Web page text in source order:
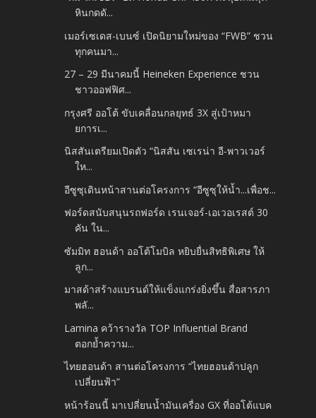
หินกดดั...
เมอร์เซเดส-เบนซ์ เปิดนิยามใหม่ของ “FWB” ชวน
ทุกคนมา...
27 – 29 มีนาคมนี้ Heineken Experience ชวน
ชาวออฟฟิศ...
กรุงศรี ออโต้ ขับเคลื่อนกลยุทธ์ 3X สู่เป้าหมา
ยการเ...
นิสสันเตรียมเปิดตัว “นิสสัน เซเรน่า อี-พาวเวอร์
ให...
อีซูซุเดินหน้าสานต่อโครงการ “อีซูซุให้น้ำ...เพื่อช...
ฟอร์ดสนับสนุนรถฟอร์ด เรนเจอร์-เอเวอเรสต์ 30
คัน ใน...
ซัมมิท ฮอนด้า ออโต้โมบิล หยิบยื่นสิทธิพิเศษ ให้
ลูก...
มาสด้าสร้างแบรนด์ให้แข็งแกร่งยิ่งขึ้น สื่อสารภา
พลั...
Lamina คว้ารางวัล TOP Influential Brand
ตอกย้ำความ...
ไทยฮอนด้า สานต่อโครงการ “ไทยฮอนด้าปลูก
เปลี่ยนฟ้า”
หน้าร้อนนี้ มาเปลี่ยนน้ำมันเครื่อง GX ที่ออโต้แบค